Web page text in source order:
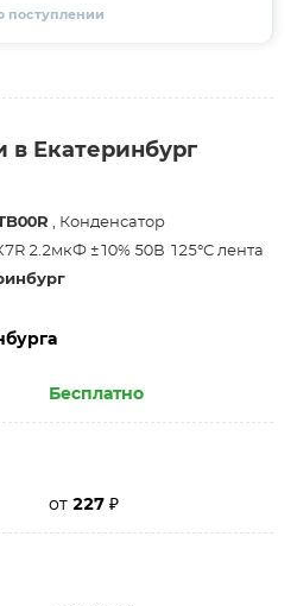
поступлении
в Екатеринбург
, Конденсатор
2.2мкФ ±10% 50В 125°С лента
Бесплатно
от 227 ₽